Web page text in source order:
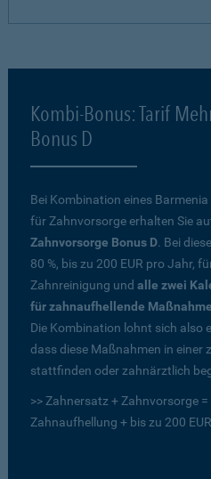
Kombi-Bonus: Tarif
Bonus D
Bei Kombination eines
für Zahnvorsorge erhalten Sie
Zahnvorsorge Bonus D. Bei
80 %, bis zu 200 EUR pro Jahr,
Zahnreinigung und alle zwei
für zahnaufhellende
Die Kombination lohnt sich also
dass diese Maßnahmen in einer
stattfinden oder zahnärztlich
>> Zahnersatz + Zahnvorsorge
Zahnaufhellung + bis zu 200